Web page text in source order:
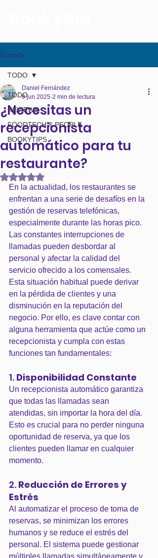
Entrada
TODO
REVIEWS
FOODTECH & PEOPLE
BOOKYTIPS
TODO
¿Necesitas un
recepcionista
automático para tu
restaurante?
Daniel Fernández
9 jun 2025 2 min de lectura
Obtuvo NaN de 5 estrellas.
En la actualidad, los restaurantes se
enfrentan a una serie de desafíos en la
gestión de reservas telefónicas,
especialmente durante las horas pico.
Las constantes interrupciones de
llamadas pueden desbordar al
personal y afectar la calidad del
servicio ofrecido a los comensales.
Esta situación habitual puede derivar
en la pérdida de clientes y una
disminución en la reputación del
negocio. Por ello, es clave contar con
alguna herramienta que actúe como un
recepcionista y cumpla con estas
funciones tan fundamentales:
1. Disponibilidad Constante
Un recepcionista automático garantiza
que todas las llamadas sean
atendidas, sin importar la hora del día.
Esto es crucial para no perder ninguna
oportunidad de reserva, ya que los
clientes pueden llamar en cualquier
momento​​.
2. Reducción de Errores y
Estrés
Al automatizar el proceso de toma de
reservas, se minimizan los errores
humanos y se reduce el estrés del
personal. El sistema puede gestionar
múltiples llamadas simultáneamente y